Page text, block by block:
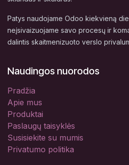
Patys naudojame Odoo kiekvieną
neįsivaizuojame savo procesų ir
dalintis skaitmenizuoto verslo
Naudingos nuorodos
Pradžia
Apie mus
Produktai
Paslaugų taisyklės
Susisiekite su mumis
Privatumo politika